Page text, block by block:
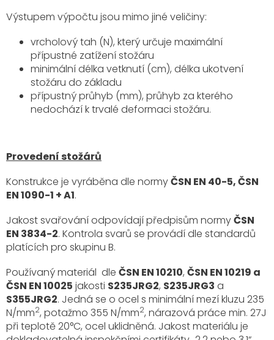
Výstupem výpočtu jsou mimo jiné veličiny:
vrcholový tah (N), který určuje maximální
přípustné zatížení stožáru
minimální délka vetknutí (cm), délka ukotvení
stožáru do základu
přípustný průhyb (mm), průhyb za kterého
nedochází k trvalé deformaci stožáru.
Provedení stožárů
Konstrukce je vyráběna dle normyČSN EN 40-5, ČSN
EN 1090-1 + A1.
Jakost svařování odpovídají předpisům normyČSN
EN 3834-2. Kontrola svarů se provádí dle standardů
platících pro skupinu B.
Používaný materiál dle ČSN EN 10210, ČSN EN 10219 a
ČSN EN 10025 jakosti S235JRG2, S235JRG3 a
S355JRG2. Jedná se o ocel s minimální mezí kluzu 235
N/mm2, potažmo 355 N/mm2, nárazová práce min. 27J
při teplotě 20°C, ocel uklidněná. Jakost materiálu je